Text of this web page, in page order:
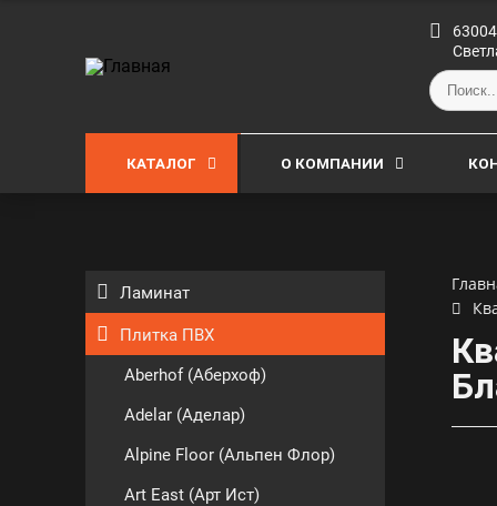
КАТАЛОГ О КОМПАНИИ
Ламинат
Плитка ПВХ
Aberhof (Аберхоф)
Adelar (Аделар)
Alpine Floor (Альпен Флор)
Art East (Арт Ист)